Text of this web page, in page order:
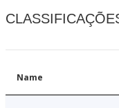
Name